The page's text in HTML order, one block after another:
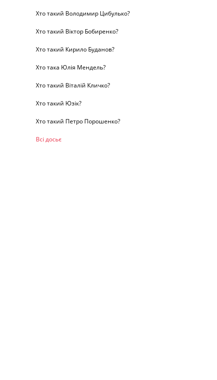
Хто такий Володимир Цибулько?
Хто такий Віктор Бобиренко?
Хто такий Кирило Буданов?
Хто така Юлія Мендель?
Хто такий Віталій Кличко?
Хто такий Юзік?
Хто такий Петро Порошенко?
Всі досьє